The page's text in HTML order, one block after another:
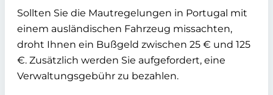
Sollten Sie die Mautregelungen in Portugal mit
einem ausländischen Fahrzeug missachten,
droht Ihnen ein Bußgeld zwischen 25 € und 125
€. Zusätzlich werden Sie aufgefordert, eine
Verwaltungsgebühr zu bezahlen.